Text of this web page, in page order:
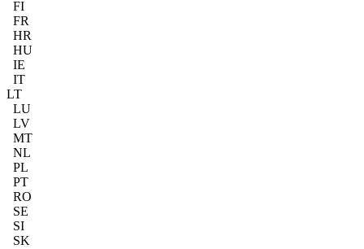
FI
FR
HR
HU
IE
IT
LT
LU
LV
MT
NL
PL
PT
RO
SE
SI
SK